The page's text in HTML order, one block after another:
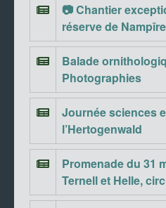
📷 Chantier
réserve de Nampîre
Balade
Photographies
Journée sciences
l’Hertogenwald
Promenade du 31
Ternell et Helle,